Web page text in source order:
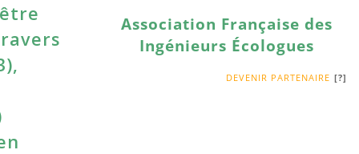
Association Française des
Ingénieurs Écologues
DEVENIR PARTENAIRE